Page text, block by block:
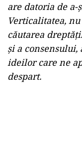
are datoria de a-
Verticalitatea,
căutarea
și a
ideilor care ne
despart.